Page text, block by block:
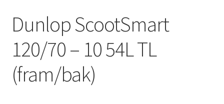
Dunlop ScootSmart
120/70 – 10 54L TL
(fram/bak)